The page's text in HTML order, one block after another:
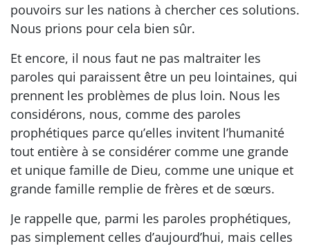
pouvoirs sur les nations à chercher ces solutions.
Nous prions pour cela bien sûr.
Et encore, il nous faut ne pas maltraiter les
paroles qui paraissent être un peu lointaines, qui
prennent les problèmes de plus loin. Nous les
considérons, nous, comme des paroles
prophétiques parce qu’elles invitent l’humanité
tout entière à se considérer comme une grande
et unique famille de Dieu, comme une unique et
grande famille remplie de frères et de sœurs.
Je rappelle que, parmi les paroles prophétiques,
pas simplement celles d’aujourd’hui, mais celles